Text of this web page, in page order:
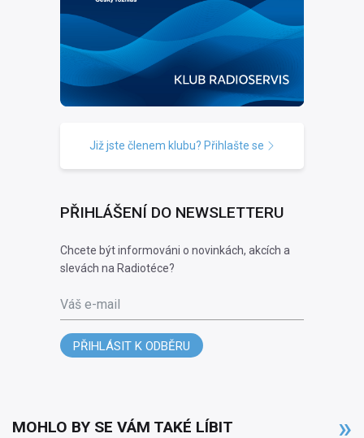
Již jste členem klubu? Přihlašte se
PŘIHLÁŠENÍ DO NEWSLETTERU
Chcete být informováni o novinkách, akcích a
slevách na Radiotéce?
Váš e-mail
PŘIHLÁSIT K ODBĚRU
MOHLO BY SE VÁM TAKÉ LÍBIT